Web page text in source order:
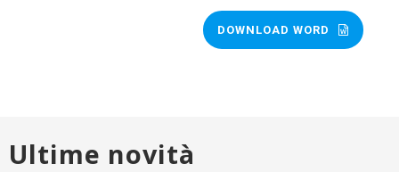
DOWNLOAD WORD
Ultime novità